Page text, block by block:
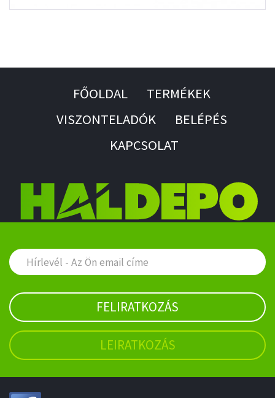
FŐOLDAL
TERMÉKEK
VISZONTELADÓK
BELÉPÉS
KAPCSOLAT
FELIRATKOZÁS
LEIRATKOZÁS